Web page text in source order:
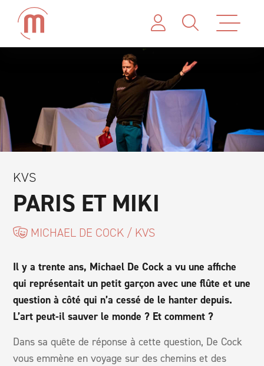
KVS
PARIS ET MIKI
MICHAEL DE COCK / KVS
Il y a trente ans, Michael De Cock a vu une affiche
qui représentait un petit garçon avec une flûte et une
question à côté qui n’a cessé de le hanter depuis.
L’art peut-il sauver le monde ? Et comment ?
Dans sa quête de réponse à cette question, De Cock
vous emmène en voyage sur des chemins et des